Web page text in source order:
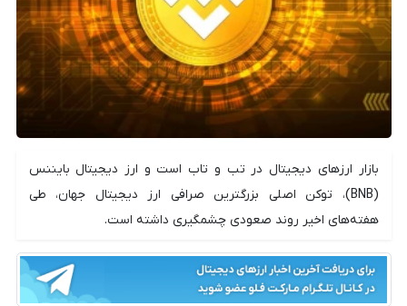
بازار ارزهای دیجیتال در تب و تاب است و ارز دیجیتال بایننس
(BNB)، توکن اصلی بزرگترین صرافی ارز دیجیتال جهان، طی
هفته‌های اخیر روند صعودی چشمگیری داشته است.